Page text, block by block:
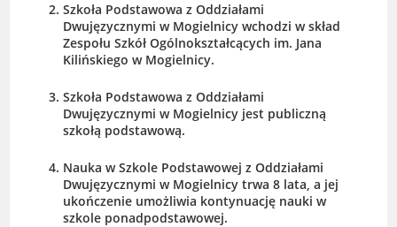
Szkoła Podstawowa z Oddziałami
Dwujęzycznymi w Mogielnicy wchodzi w skład
Zespołu Szkół Ogólnokształcących im. Jana
Kilińskiego w Mogielnicy.
Szkoła Podstawowa z Oddziałami
Dwujęzycznymi w Mogielnicy jest publiczną
szkołą podstawową.
Nauka w Szkole Podstawowej z Oddziałami
Dwujęzycznymi w Mogielnicy trwa 8 lata, a jej
ukończenie umożliwia kontynuację nauki w
szkole ponadpodstawowej.